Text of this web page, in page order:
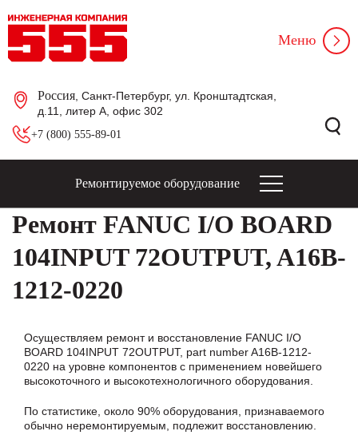
Россия , Санкт-Петербург, ул. Кронштадтская,
д.11, литер А, офис 302
+7 (800) 555-89-01
Меню
Ремонтируемое оборудование
Ремонт FANUC I/O BOARD
104INPUT 72OUTPUT, A16B-
1212-0220
Осуществляем ремонт и восстановление FANUC I/O
BOARD 104INPUT 72OUTPUT, part number A16B-1212-
0220 на уровне компонентов с применением новейшего
высокоточного и высокотехнологичного оборудования.
По статистике, около 90% оборудования, признаваемого
обычно неремонтируемым, подлежит восстановлению.